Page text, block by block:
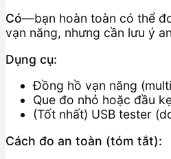
Có—bạn hoàn toàn có thể
vạn năng, nhưng cần lưu ý
Dụng cụ:
Đồng hồ vạn năng
Que đo nhỏ hoặc đầu
(Tốt nhất) USB tester
Cách đo an toàn (tóm tắt):